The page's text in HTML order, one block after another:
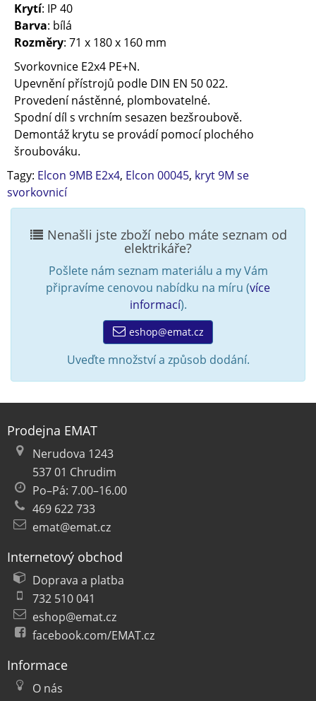
Krytí: IP 40
Barva: bílá
Rozměry: 71 x 180 x 160 mm
Svorkovnice E2x4 PE+N.
Upevnění přístrojů podle DIN EN 50 022.
Provedení nástěnné, plombovatelné.
Spodní díl s vrchním sesazen bezšroubově.
Demontáž krytu se provádí pomocí plochého
šroubováku.
Tagy: Elcon 9MB E2x4, Elcon 00045, kryt 9M se
svorkovnicí
Nenašli jste zboží nebo máte seznam od
elektrikáře?
Pošlete nám seznam materiálu a my Vám
připravíme cenovou nabídku na míru (více
informací).
eshop@emat.cz
Uveďte množství a způsob dodání.
Prodejna EMAT
Nerudova 1243
537 01 Chrudim
Po–Pá: 7.00–16.00
469 622 733
emat@emat.cz
Internetový obchod
Doprava a platba
732 510 041
eshop@emat.cz
facebook.com/EMAT.cz
Informace
O nás